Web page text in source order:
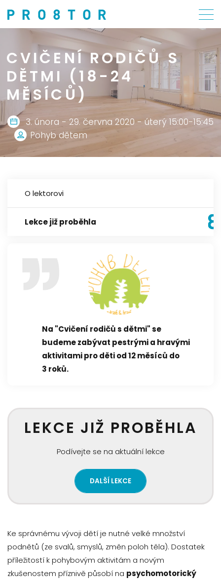
CVIČENÍ RODIČŮ S
DĚTMI (18-24
MĚSÍCŮ)
3. února - 29. června 2020 - úterý 15:00-15:45
Pohyb dětem
O lektorovi
Lekce již proběhla
Na "Cvičení rodičů s dětmi" se
budeme zabývat pestrými a hravými
aktivitami pro děti od 12 měsíců do
3 roků.
LEKCE JIŽ PROBĚHLA
Podívejte se na aktuální lekce
DALŠÍ LEKCE
Ke správnému vývoji dětí je nutné velké množství
podnětů (ze svalů, smyslů, změn poloh těla). Dostatek
příležitostí k pohybovým aktivitám a novým
zkušenostem příznivě působí na psychomotorický